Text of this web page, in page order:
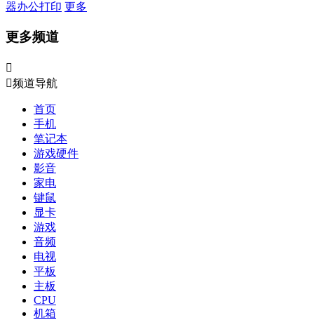
器办公打印 更多
更多频道

频道导航
首页
手机
笔记本
游戏硬件
影音
家电
键鼠
显卡
游戏
音频
电视
平板
主板
CPU
机箱